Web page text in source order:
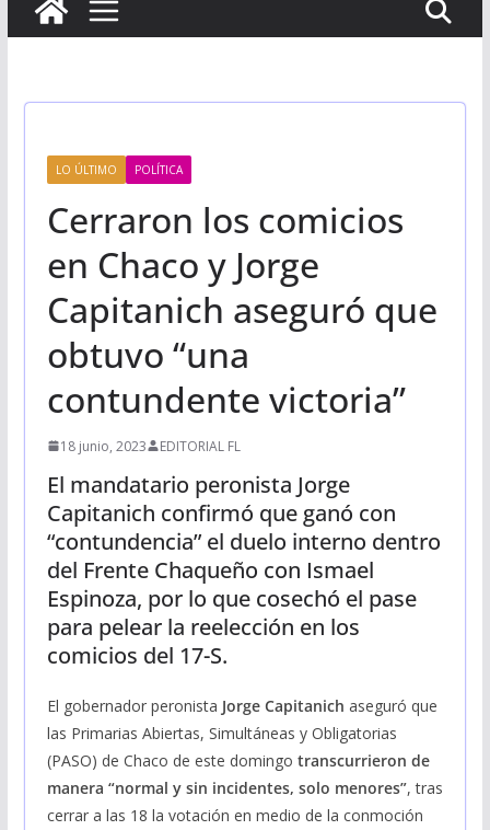
LO ÚLTIMO POLÍTICA
Cerraron los comicios
en Chaco y Jorge
Capitanich aseguró que
obtuvo “una
contundente victoria”
18 junio, 2023 EDITORIAL FL
El mandatario peronista Jorge
Capitanich confirmó que ganó con
“contundencia” el duelo interno dentro
del Frente Chaqueño con Ismael
Espinoza, por lo que cosechó el pase
para pelear la reelección en los
comicios del 17-S.
El gobernador peronista Jorge Capitanich aseguró que
las Primarias Abiertas, Simultáneas y Obligatorias
(PASO) de Chaco de este domingo transcurrieron de
manera “normal y sin incidentes, solo menores”, tras
cerrar a las 18 la votación en medio de la conmoción